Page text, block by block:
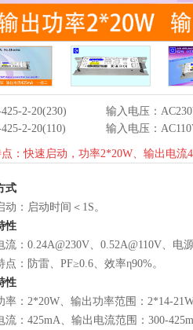
2-20(230) 输入电压：
2-20(110)
输入电压：
：快速启动，功率2*20W、输出电流
式
动：启动时间＜1S。
性
流：0.24A@230V、0.52A@110V、电
点：防雷、PF≥0.6、效率η90%。
性
率：2*20W、输出功率范围：2*14-
流：425mA、输出电流范围：300-